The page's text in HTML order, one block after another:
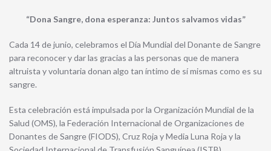
“Dona Sangre, dona esperanza: Juntos salvamos vidas”
Cada 14 de junio, celebramos el Día Mundial del Donante de Sangre
para reconocer y dar las gracias a las personas que de manera
altruista y voluntaria donan algo tan íntimo de sí mismas como es su
sangre.
Esta celebración está impulsada por la Organización Mundial de la
Salud (OMS), la Federación Internacional de Organizaciones de
Donantes de Sangre (FIODS), Cruz Roja y Media Luna Roja y la